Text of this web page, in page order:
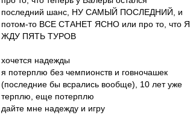
последний шанс, НУ САМЫЙ ПОСЛЕДНИЙ, и
потом-то ВСЕ СТАНЕТ ЯСНО или про то, что Я
ЖДУ ПЯТЬ ТУРОВ
хочется надежды
я потерплю без чемпионств и говночашек
(последние бы всрались вообще), 10 лет уже
терплю, еще потерплю
дайте мне надежду и игру